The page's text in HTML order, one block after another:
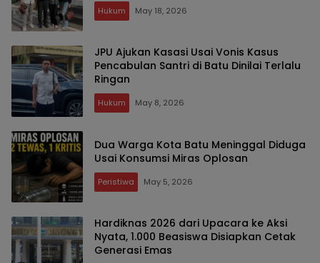
Hukum May 18, 2026
JPU Ajukan Kasasi Usai Vonis Kasus
Pencabulan Santri di Batu Dinilai Terlalu
Ringan
Hukum May 8, 2026
Dua Warga Kota Batu Meninggal Diduga
Usai Konsumsi Miras Oplosan
Peristiwa May 5, 2026
Hardiknas 2026 dari Upacara ke Aksi
Nyata, 1.000 Beasiswa Disiapkan Cetak
Generasi Emas